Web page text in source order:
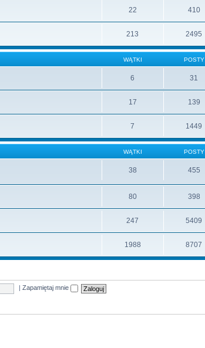
22 410
213 2495
WĄTKI POSTY
6 31
17 139
7 1449
WĄTKI POSTY
38 455
80 398
247 5409
1988 8707
|Zapamiętaj mnie